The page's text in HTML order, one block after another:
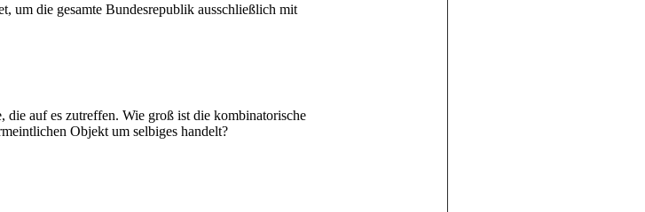
um die gesamte Bundesrepublik ausschließlich mit
auf es zutreffen. Wie groß ist die kombinatorische
Objekt um selbiges handelt?